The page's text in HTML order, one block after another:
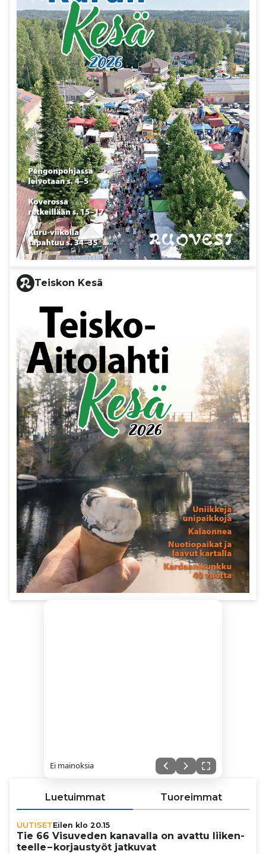
Teiskon Kesä
Ei mainoksia
Luetuimmat Tuoreimmat
UUTISETEilen klo 20.15
Tie 66 Visuveden kanavalla on avattu lii­ken­
teelle – kor­jaus­työt jatkuvat